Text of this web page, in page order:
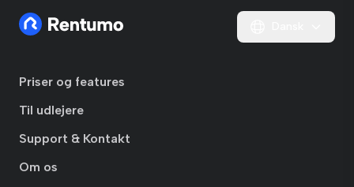
Priser og features
Til udlejere
Support & Kontakt
Om os